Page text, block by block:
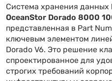
Система хранения данных
OceanStor Dorado 8000
представленная в Part
ключевым элементом
Dorado V6. Это решение
спроектированное для
строгих требований